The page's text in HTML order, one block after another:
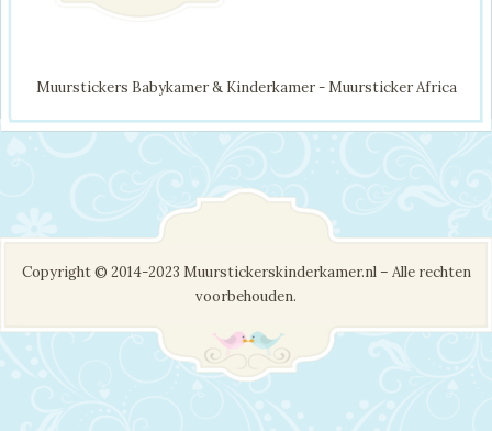
Muurstickers Babykamer & Kinderkamer - Muursticker Africa
Copyright © 2014-2023 Muurstickerskinderkamer.nl – Alle rechten
voorbehouden.